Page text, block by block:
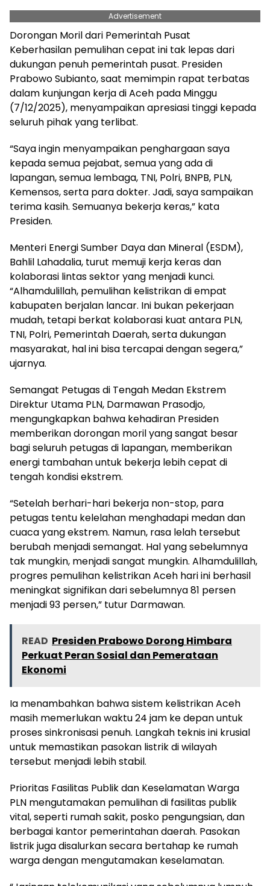
Advertisement
Dorongan Moril dari Pemerintah Pusat
Keberhasilan pemulihan cepat ini tak lepas dari
dukungan penuh pemerintah pusat. Presiden
Prabowo Subianto, saat memimpin rapat terbatas
dalam kunjungan kerja di Aceh pada Minggu
(7/12/2025), menyampaikan apresiasi tinggi kepada
seluruh pihak yang terlibat.
“Saya ingin menyampaikan penghargaan saya
kepada semua pejabat, semua yang ada di
lapangan, semua lembaga, TNI, Polri, BNPB, PLN,
Kemensos, serta para dokter. Jadi, saya sampaikan
terima kasih. Semuanya bekerja keras,” kata
Presiden.
Menteri Energi Sumber Daya dan Mineral (ESDM),
Bahlil Lahadalia, turut memuji kerja keras dan
kolaborasi lintas sektor yang menjadi kunci.
“Alhamdulillah, pemulihan kelistrikan di empat
kabupaten berjalan lancar. Ini bukan pekerjaan
mudah, tetapi berkat kolaborasi kuat antara PLN,
TNI, Polri, Pemerintah Daerah, serta dukungan
masyarakat, hal ini bisa tercapai dengan segera,”
ujarnya.
Semangat Petugas di Tengah Medan Ekstrem
Direktur Utama PLN, Darmawan Prasodjo,
mengungkapkan bahwa kehadiran Presiden
memberikan dorongan moril yang sangat besar
bagi seluruh petugas di lapangan, memberikan
energi tambahan untuk bekerja lebih cepat di
tengah kondisi ekstrem.
“Setelah berhari-hari bekerja non-stop, para
petugas tentu kelelahan menghadapi medan dan
cuaca yang ekstrem. Namun, rasa lelah tersebut
berubah menjadi semangat. Hal yang sebelumnya
tak mungkin, menjadi sangat mungkin. Alhamdulillah,
progres pemulihan kelistrikan Aceh hari ini berhasil
meningkat signifikan dari sebelumnya 81 persen
menjadi 93 persen,” tutur Darmawan.
READ Presiden Prabowo Dorong Himbara
Perkuat Peran Sosial dan Pemerataan
Ekonomi
Ia menambahkan bahwa sistem kelistrikan Aceh
masih memerlukan waktu 24 jam ke depan untuk
proses sinkronisasi penuh. Langkah teknis ini krusial
untuk memastikan pasokan listrik di wilayah
tersebut menjadi lebih stabil.
Prioritas Fasilitas Publik dan Keselamatan Warga
PLN mengutamakan pemulihan di fasilitas publik
vital, seperti rumah sakit, posko pengungsian, dan
berbagai kantor pemerintahan daerah. Pasokan
listrik juga disalurkan secara bertahap ke rumah
warga dengan mengutamakan keselamatan.